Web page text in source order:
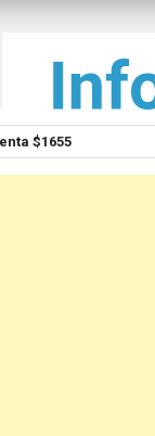
$1655